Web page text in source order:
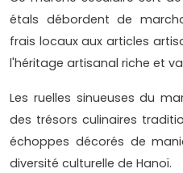
étals débordent de
frais locaux aux articles
l'héritage artisanal riche et
Les ruelles sinueuses du
des trésors culinaires
échoppes décorés de
diversité culturelle de Hanoï.